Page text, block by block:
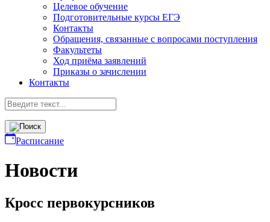
Целевое обучение
Подготовительные курсы ЕГЭ
Контакты
Обращения, связанные с вопросами поступления
Факультеты
Ход приёма заявлений
Приказы о зачислении
Контакты
Расписание
Новости
Кросс первокурсников